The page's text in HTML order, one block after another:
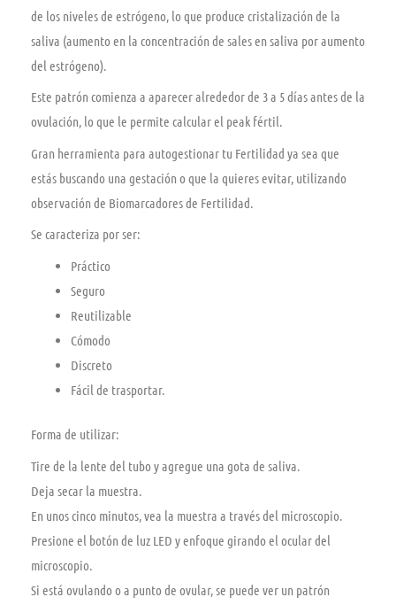
de los niveles de estrógeno, lo que produce cristalización de la
saliva (aumento en la concentración de sales en saliva por aumento
del estrógeno).
Este patrón comienza a aparecer alrededor de 3 a 5 días antes de la
ovulación, lo que le permite calcular el peak fértil.
Gran herramienta para autogestionar tu Fertilidad ya sea que
estás buscando una gestación o que la quieres evitar, utilizando
observación de Biomarcadores de Fertilidad.
Se caracteriza por ser:
Práctico
Seguro
Reutilizable
Cómodo
Discreto
Fácil de trasportar.
Forma de utilizar:
Tire de la lente del tubo y agregue una gota de saliva.
Deja secar la muestra.
En unos cinco minutos, vea la muestra a través del microscopio.
Presione el botón de luz LED y enfoque girando el ocular del
microscopio.
Si está ovulando o a punto de ovular, se puede ver un patrón